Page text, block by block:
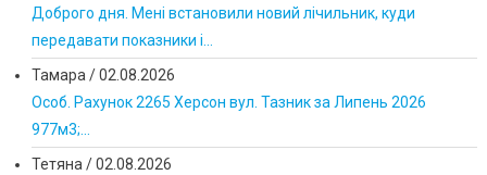
Доброго дня. Мені встановили новий лічильник, куди
передавати показники і...
Тамара /02.08.2026
Особ. Рахунок 2265 Херсон вул. Тазник за Липень 2026
977м3;...
Тетяна /02.08.2026